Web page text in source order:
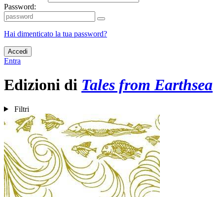
Password:
Hai dimenticato la tua password?
Accedi
Entra
Edizioni di Tales from Earthsea
Filtri